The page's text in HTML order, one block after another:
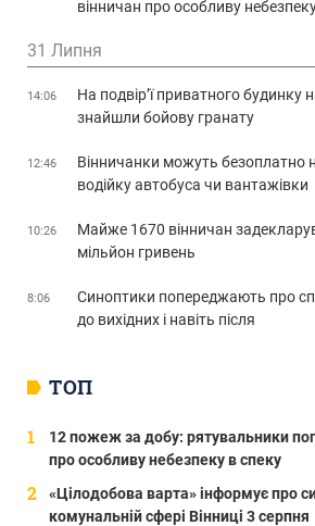
ТОП
12 пожеж за добу: рятувальники
про особливу небезпеку в спеку
«Цілодобова варта» інформує про
комунальній сфері Вінниці 3 серпня
вінничан про особливу
31 Липня
14:06
На подвір’ї приватного будинку
знайшли бойову гранату
12:46
Вінничанки можуть безоплатно
водійку автобуса чи вантажівки
10:26
Майже 1670 вінничан
мільйон гривень
8:06
Синоптики попереджають про
до вихідних і навіть після